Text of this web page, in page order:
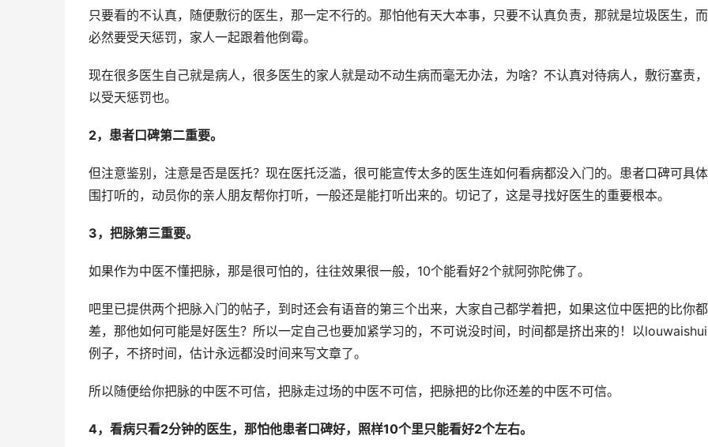
只要看的不认真，随便敷衍的医生，那一定不行的。那怕他有天大本事，只要不认真负责，那就是垃圾医生，
必然要受天惩罚，家人一起跟着他倒霉。
现在很多医生自己就是病人，很多医生的家人就是动不动生病而毫无办法，为啥？不认真对待病人，敷衍塞责
以受天惩罚也。
2，患者口碑第二重要。
但注意鉴别，注意是否是医托？现在医托泛滥，很可能宣传太多的医生连如何看病都没入门的。患者口碑可具
围打听的，动员你的亲人朋友帮你打听，一般还是能打听出来的。切记了，这是寻找好医生的重要根本。
3，把脉第三重要。
如果作为中医不懂把脉，那是很可怕的，往往效果很一般，10个能看好2个就阿弥陀佛了。
吧里已提供两个把脉入门的帖子，到时还会有语音的第三个出来，大家自己都学着把，如果这位中医把的比你
差，那他如何可能是好医生？所以一定自己也要加紧学习的，不可说没时间，时间都是挤出来的！以
例子，不挤时间，估计永远都没时间来写文章了。
所以随便给你把脉的中医不可信，把脉走过场的中医不可信，把脉把的比你还差的中医不可信。
4，看病只看2分钟的医生，那怕他患者口碑好，照样10个里只能看好2个左右。